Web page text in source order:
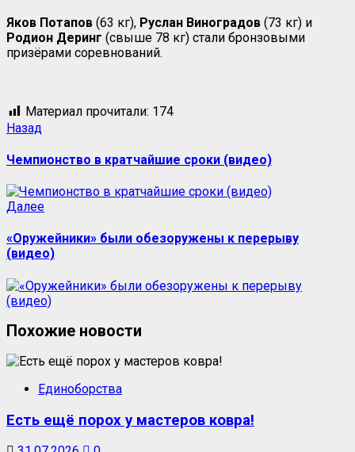
Яков Потапов (63 кг), Руслан Виноградов (73 кг) и
Родион Деринг (свыше 78 кг) стали бронзовыми
призёрами соревнований.
Материал прочитали: 174
Назад
Чемпионство в кратчайшие сроки (видео)
Далее
«Оружейники» были обезоружены к перерыву
(видео)
Похожие новости
Единоборства
Есть ещё порох у мастеров ковра!